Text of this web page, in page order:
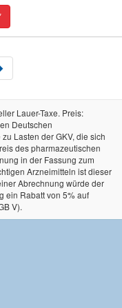
Lauer-Taxe. Preis:
Deutschen
Lasten der GKV, die sich
des pharmazeutischen
in der Fassung zum
Arzneimitteln ist dieser
Abrechnung würde der
ein Rabatt von 5% auf
V).